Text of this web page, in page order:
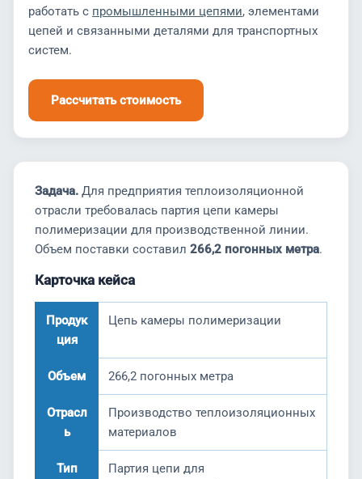
работать с промышленными цепями, элементами
цепей и связанными деталями для транспортных
систем.
Рассчитать стоимость
Задача. Для предприятия теплоизоляционной
отрасли требовалась партия цепи камеры
полимеризации для производственной линии.
Объем поставки составил 266,2 погонных метра.
Карточка кейса
Продук
ция
Цепь камеры полимеризации
Объем 266,2 погонных метра
Отрасл
ь
Производство теплоизоляционных
материалов
Тип
Партия цепи для